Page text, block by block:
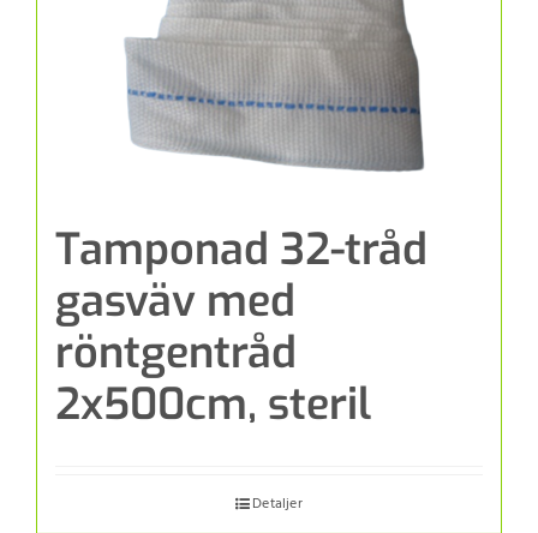
Tamponad 32-tråd
gasväv med
röntgentråd
2x500cm, steril
Detaljer